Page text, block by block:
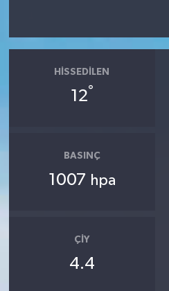
HISSEDILEN
12°
BASINÇ
1007 hpa
ÇIY
4.4